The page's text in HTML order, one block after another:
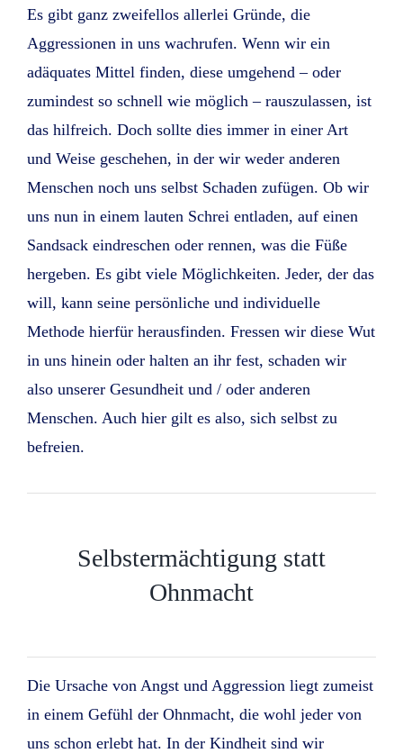
Es gibt ganz zweifellos allerlei Gründe, die
Aggressionen in uns wachrufen. Wenn wir ein
adäquates Mittel finden, diese umgehend – oder
zumindest so schnell wie möglich – rauszulassen, ist
das hilfreich. Doch sollte dies immer in einer Art
und Weise geschehen, in der wir weder anderen
Menschen noch uns selbst Schaden zufügen. Ob wir
uns nun in einem lauten Schrei entladen, auf einen
Sandsack eindreschen oder rennen, was die Füße
hergeben. Es gibt viele Möglichkeiten. Jeder, der das
will, kann seine persönliche und individuelle
Methode hierfür herausfinden. Fressen wir diese Wut
in uns hinein oder halten an ihr fest, schaden wir
also unserer Gesundheit und / oder anderen
Menschen. Auch hier gilt es also, sich selbst zu
befreien.
Selbstermächtigung statt
Ohnmacht
Die Ursache von Angst und Aggression liegt zumeist
in einem Gefühl der Ohnmacht, die wohl jeder von
uns schon erlebt hat. In der Kindheit sind wir